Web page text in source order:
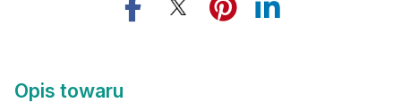
Opis towaru